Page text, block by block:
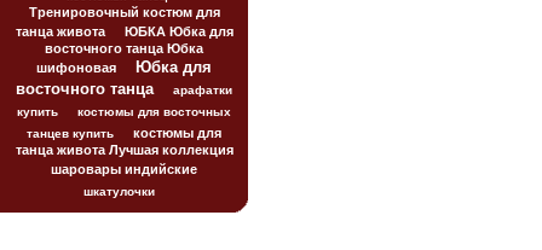
Тренировочный костюм для
танца живота
ЮБКА Юбка для
восточного танца Юбка
шифоновая
Юбка для
восточного танца
арафатки
купить
костюмы для восточных
танцев купить
костюмы для
танца живота Лучшая коллекция
шаровары индийские
шкатулочки